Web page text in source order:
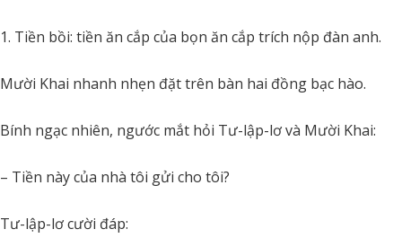
Tiền bồi: tiền ăn cắp của bọn ăn cắp trích nộp đàn anh.
Mười Khai nhanh nhẹn đặt trên bàn hai đồng bạc hào.
Bính ngạc nhiên, ngước mắt hỏi Tư-lập-lơ và Mười Khai:
– Tiền này của nhà tôi gửi cho tôi?
Tư-lập-lơ cười đáp: